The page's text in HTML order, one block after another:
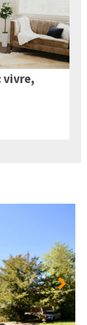
vivre,